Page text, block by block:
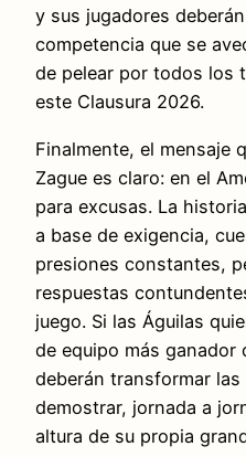
y sus jugadores
competencia que se
de pelear por todos los
este Clausura 2026.
Finalmente, el mensaje
Zague es claro: en el
para excusas. La
a base de exigencia,
presiones constantes,
respuestas
juego. Si las Águilas
de equipo más ganador
deberán transformar
demostrar, jornada a
altura de su propia